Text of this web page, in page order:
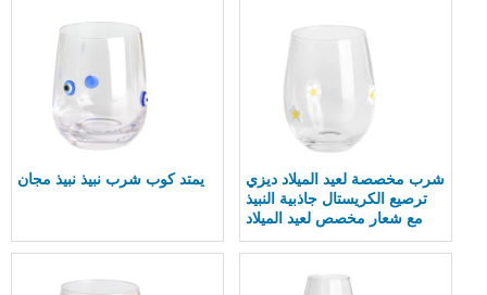
يمتد كوب شرب نبيذ نبيذ مجان
شرب مخصصة لعيد الميلاد ديزي
ترصيع الكريستال جاذبية النبيذ
مع شعار مخصص لعيد الميلاد